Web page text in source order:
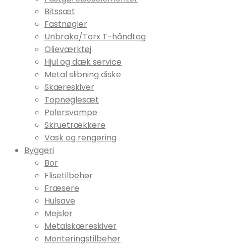
Bitssæt
Fastnøgler
Unbrako/Torx T-håndtag
Olieværktøj
Hjul og dæk service
Metal slibning diske
Skæreskiver
Topnøglesæt
Polersvampe
Skruetrækkere
Vask og rengøring
Byggeri
Bor
Flisetilbehør
Fræsere
Hulsave
Mejsler
Metalskæreskiver
Monteringstilbehør